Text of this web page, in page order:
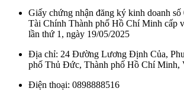
Giấy chứng nhận đăng ký kinh doanh số
Tài Chính Thành phố Hồ Chí Minh cấp
lần thứ 1, ngày 19/05/2025
Địa chỉ: 24 Đường Lương Định Của,
phố Thủ Đức, Thành phố Hồ Chí Minh,
Điện thoại: 0898888516